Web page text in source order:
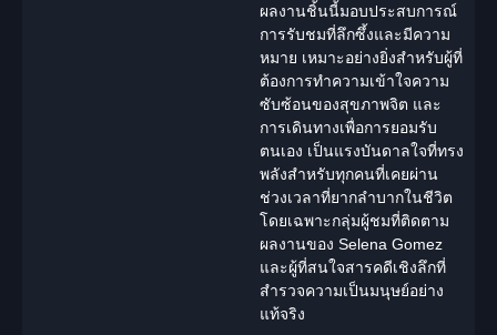
ผลงานชิ้นนี้มอบประสบการณ์
การรับชมที่ลึกซึ้งและมีความ
หมาย เหมาะอย่างยิ่งสำหรับผู้ที่
ต้องการทำความเข้าใจความ
ซับซ้อนของสุขภาพจิต และ
การเดินทางเพื่อการยอมรับ
ตนเอง เป็นแรงบันดาลใจที่ทรง
พลังสำหรับทุกคนที่เคยผ่าน
ช่วงเวลาที่ยากลำบากในชีวิต
โดยเฉพาะกลุ่มผู้ชมที่ติดตาม
ผลงานของ Selena Gomez
และผู้ที่สนใจสารคดีเชิงลึกที่
สำรวจความเป็นมนุษย์อย่าง
แท้จริง